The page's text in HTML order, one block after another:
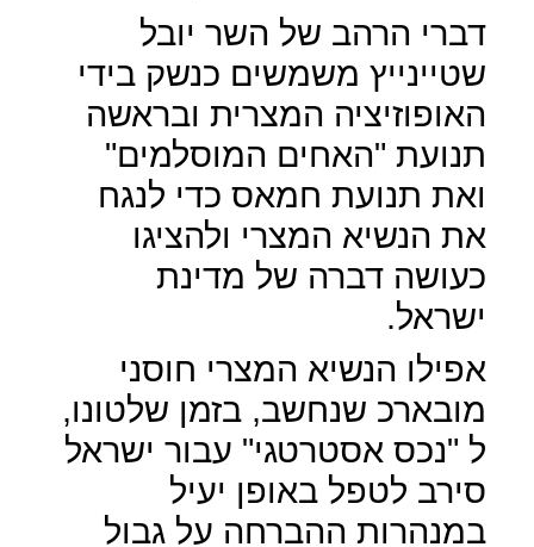
דברי הרהב של השר יובל
שטיינייץ משמשים כנשק בידי
האופוזיציה המצרית ובראשה
תנועת "האחים המוסלמים"
ואת תנועת חמאס כדי לנגח
את הנשיא המצרי ולהציגו
כעושה דברה של מדינת
ישראל.
אפילו הנשיא המצרי חוסני
מובארכ שנחשב, בזמן שלטונו,
ל "נכס אסטרטגי" עבור ישראל
סירב לטפל באופן יעיל
במנהרות ההברחה על גבול